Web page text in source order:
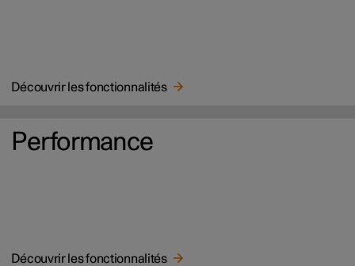
Découvrir les fonctionnalités
Performance
Découvrir les fonctionnalités